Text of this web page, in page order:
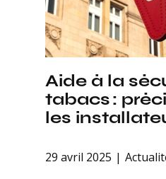
Aide à la
tabacs :
les
29 avril 2025